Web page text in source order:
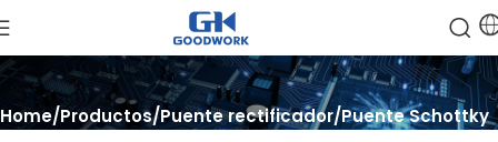
Home Productos Puente rectificador Puente Schottky